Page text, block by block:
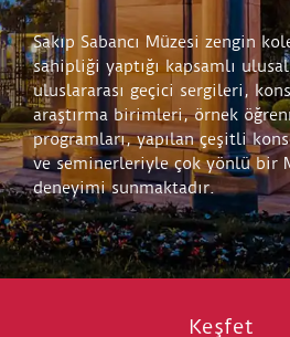
Sakıp Sabancı Müzesi zengin
sahipliği yaptığı kapsamlı
uluslararası geçici sergileri,
araştırma birimleri, örnek
programları, yapılan çeşitli
ve seminerleriyle çok yönlü bir
deneyimi sunmaktadır.
Keşfet